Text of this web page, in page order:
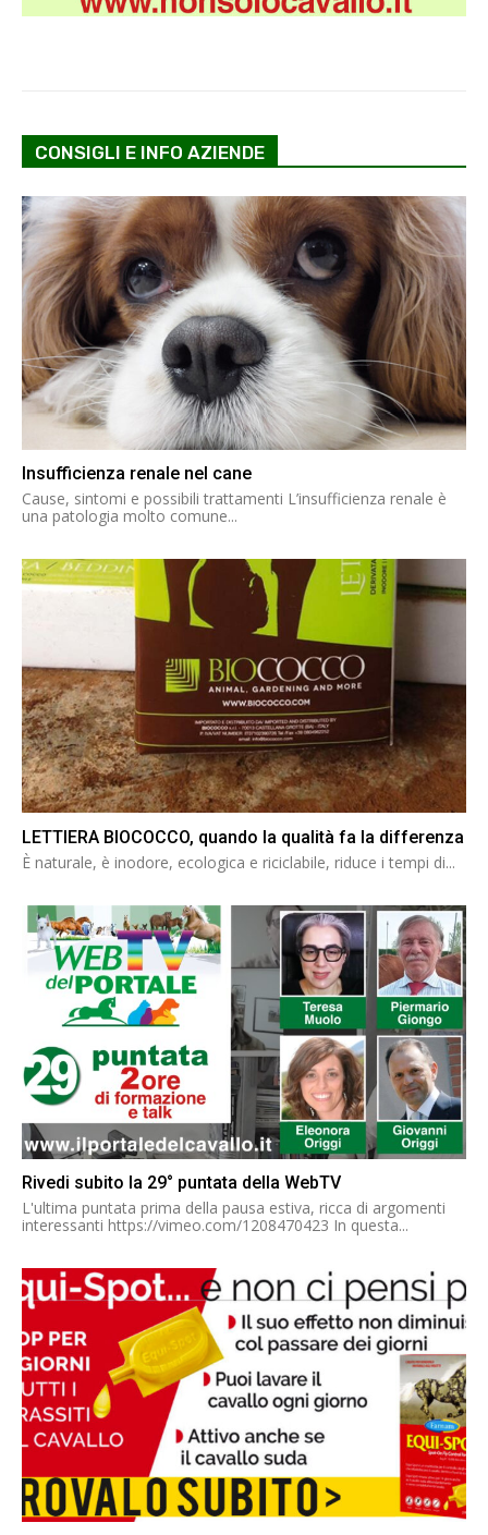
CONSIGLI E INFO AZIENDE
Insufficienza renale nel cane
Cause, sintomi e possibili trattamenti L’insufficienza renale è
una patologia molto comune...
LETTIERA BIOCOCCO, quando la qualità fa la differenza
È naturale, è inodore, ecologica e riciclabile, riduce i tempi di...
Rivedi subito la 29° puntata della WebTV
L'ultima puntata prima della pausa estiva, ricca di argomenti
interessanti https://vimeo.com/1208470423 In questa...